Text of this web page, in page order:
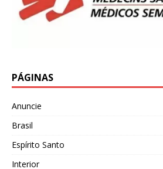
PÁGINAS
Anuncie
Brasil
Espírito Santo
Interior